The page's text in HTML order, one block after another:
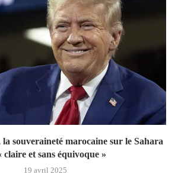
souveraineté marocaine sur le Sahara
claire et sans équivoque »
19 avril 2025